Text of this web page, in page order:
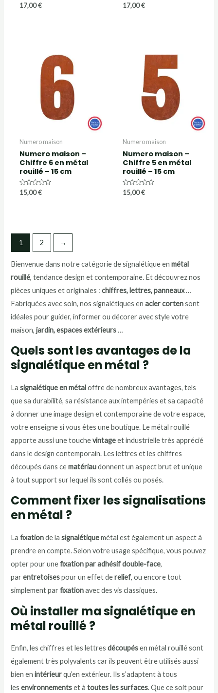
Note
0
17,00€
Note
0
17,00€
Numero maison
Numero maison –
Chiffre 6 en métal
rouillé – 15 cm
Note
0
15,00€
Numero maison
Numero maison –
Chiffre 5 en métal
rouillé – 15 cm
Note
0
15,00€
1 2 →
Bienvenue dans notre catégorie de signalétique enmétal
rouillé, tendance design et contemporaine. Et découvrez nos
pièces uniques et originales :chiffres, lettres, panneaux…
Fabriquées avec soin, nos signalétiques enacier cortensont
idéales pour guider, informer ou décorer avec style votre
maison, jardin, espaces extérieurs…
Quels sont les avantages de la
signalétique en métal ?
Lasignalétique en métaloffre de nombreux avantages, tels
que sa durabilité, sa résistance aux intempéries et sa capacité
à donner une image design et contemporaine de votre espace,
votre enseigne si vous êtes une boutique. Le métal rouillé
apporte aussi une touchevintageet industrielle très apprécié
dans le design contemporain. Les lettres et les chiffres
découpés dans cematériaudonnent un aspect brut et unique
à tout support sur lequel ils sont collés ou posés.
Comment fixer les signalisations
en métal ?
Lafixationde lasignalétiquemétal est également un aspect à
prendre en compte. Selon votre usage spécifique, vous pouvez
opter pour unefixation par adhésif double-face,
parentretoisespour un effet derelief, ou encore tout
simplement parfixationavec des vis classiques.
Où installer ma signalétique en
métal rouillé ?
Enfin, les chiffres et les lettresdécoupésen métal rouillé sont
également très polyvalents car ils peuvent être utilisés aussi
bien enintérieurqu’en extérieur. Ils s’adaptent à tous
lesenvironnementset àtoutes les surfaces. Que ce soit pour